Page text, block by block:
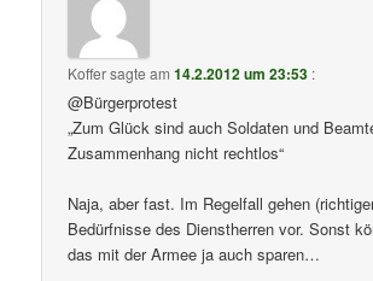
Koffersagte am14.2.2012 um 23:53 :
@Bürgerprotest
„Zum Glück sind auch Soldaten und
Zusammenhang nicht rechtlos“
Naja, aber fast. Im Regelfall gehen
Bedürfnisse des Dienstherren vor. Sonst
das mit der Armee ja auch sparen…